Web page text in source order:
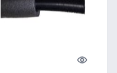
Quick